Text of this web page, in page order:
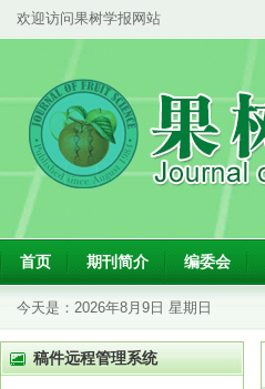
欢迎访问果树学报网站
首页 期刊简介 编委会
今天是： 2026年8月9日 星期日
稿件远程管理系统